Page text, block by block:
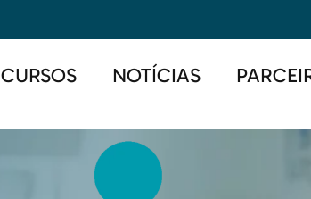
CURSOS NOTÍCIAS